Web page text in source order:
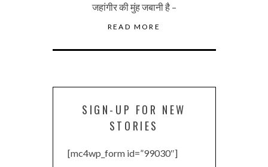
जहांगीर की मुंह जबानी है –
READ MORE
SIGN-UP FOR NEW
STORIES
[mc4wp_form id=”99030″]